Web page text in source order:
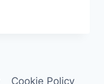
Cookie Policy